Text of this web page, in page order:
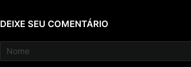
DEIXE SEU COMENTÁRIO